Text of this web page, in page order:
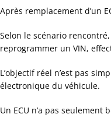
Après remplacement d’un
Selon le scénario
reprogrammer un VIN,
L’objectif réel n’est pas
électronique du véhicule.
Un ECU n’a pas